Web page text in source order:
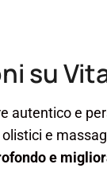
su
autentico e
e
e